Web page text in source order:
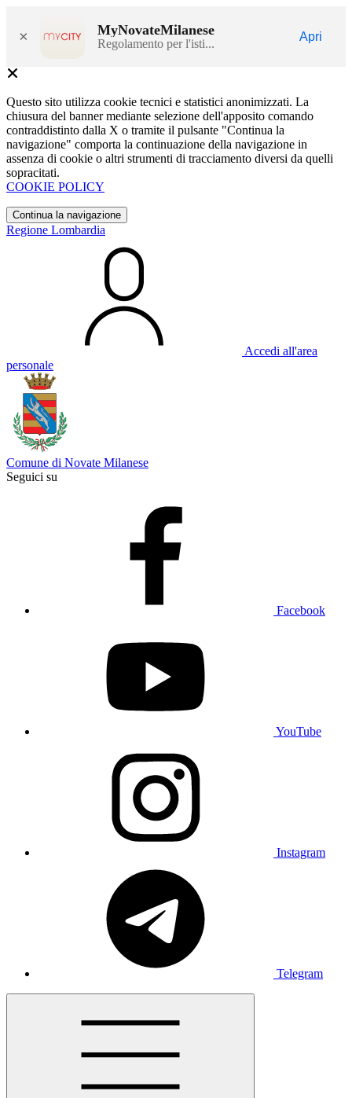
× MyNovateMilanese
Regolamento per l'isti...
Apri
Questo sito utilizza cookie tecnici e statistici anonimizzati. La
chiusura del banner mediante selezione dell'apposito comando
contraddistinto dalla X o tramite il pulsante "Continua la
navigazione" comporta la continuazione della navigazione in
assenza di cookie o altri strumenti di tracciamento diversi da quelli
sopracitati.
COOKIE POLICY
Continua la navigazione
Regione Lombardia
Accedi all'area
personale
Comune di Novate Milanese
Seguici su
Facebook
YouTube
Instagram
Telegram